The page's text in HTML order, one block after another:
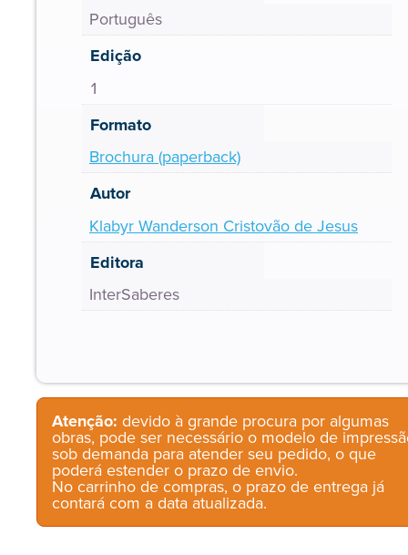
Português
Edição
1
Formato
Brochura (paperback)
Autor
Klabyr Wanderson Cristovão de Jesus
Editora
InterSaberes
Atenção: devido à grande procura por algumas
obras, pode ser necessário o modelo de
sob demanda para atender seu pedido, o que
poderá estender o prazo de envio.
No carrinho de compras, o prazo de entrega já
contará com a data atualizada.